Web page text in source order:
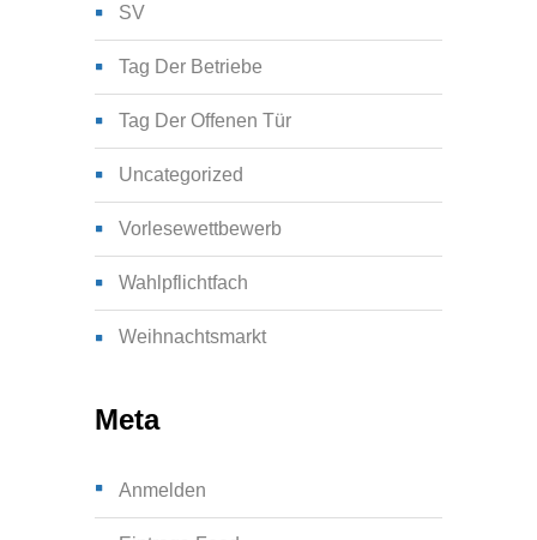
SV
Tag Der Betriebe
Tag Der Offenen Tür
Uncategorized
Vorlesewettbewerb
Wahlpflichtfach
Weihnachtsmarkt
Meta
Anmelden